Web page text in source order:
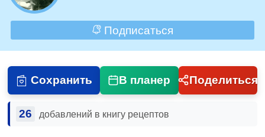
Подписаться
Сохранить В планер Поделиться
26 добавлений в книгу рецептов